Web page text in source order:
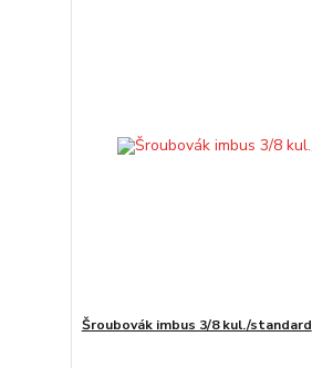
Šroubovák imbus 3/8 kul./standard